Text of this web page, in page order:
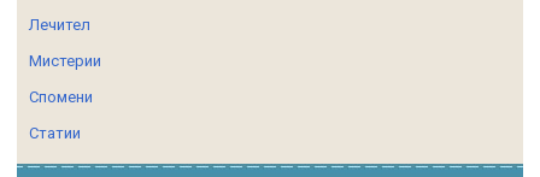
Лечител
Мистерии
Спомени
Статии